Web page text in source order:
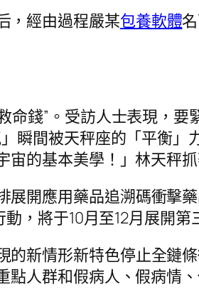
，經由過程嚴某包養軟體
命錢”。受訪人士表現，
瞬間被天秤座的「平衡」
的基本美學！」林天秤
展開應用藥品追溯碼衝擊
，將于10月至12月展開第
的新情形新特色停止全鏈
人群和假病人、假病情